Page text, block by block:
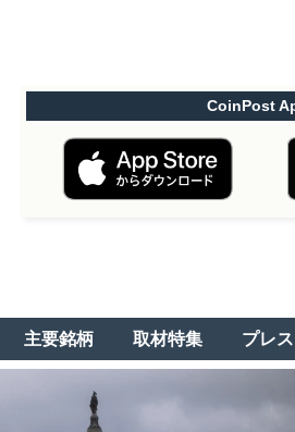
CoinPost
主要銘柄 取材特集 プレ